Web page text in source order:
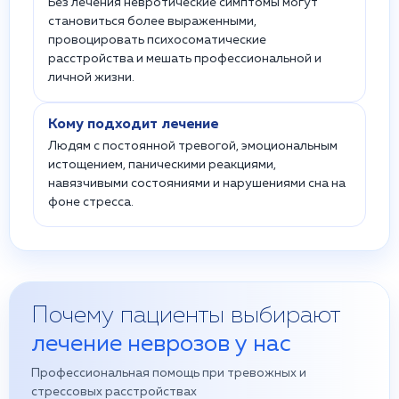
Без лечения невротические симптомы могут
становиться более выраженными,
провоцировать психосоматические
расстройства и мешать профессиональной и
личной жизни.
Кому подходит лечение
Людям с постоянной тревогой, эмоциональным
истощением, паническими реакциями,
навязчивыми состояниями и нарушениями сна на
фоне стресса.
Почему пациенты выбирают
лечение неврозов у нас
Профессиональная помощь при тревожных и
стрессовых расстройствах